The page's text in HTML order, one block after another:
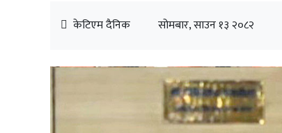
केटिएम दैनिक सोमबार, साउन १३ २०८२